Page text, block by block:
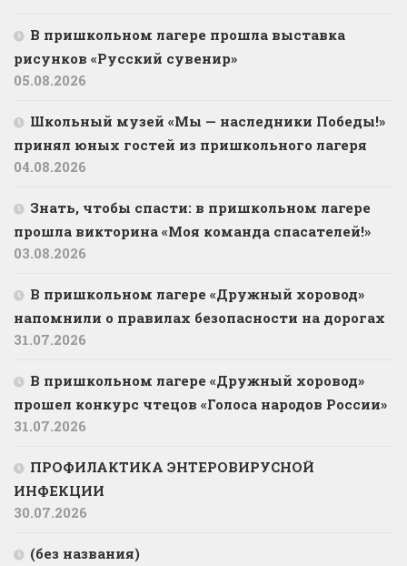
В пришкольном лагере прошла выставка
рисунков «Русский сувенир»
05.08.2026
Школьный музей «Мы — наследники Победы!»
принял юных гостей из пришкольного лагеря
04.08.2026
Знать, чтобы спасти: в пришкольном лагере
прошла викторина «Моя команда спасателей!»
03.08.2026
В пришкольном лагере «Дружный хоровод»
напомнили о правилах безопасности на дорогах
31.07.2026
В пришкольном лагере «Дружный хоровод»
прошел конкурс чтецов «Голоса народов России»
31.07.2026
ПРОФИЛАКТИКА ЭНТЕРОВИРУСНОЙ
ИНФЕКЦИИ
30.07.2026
(без названия)